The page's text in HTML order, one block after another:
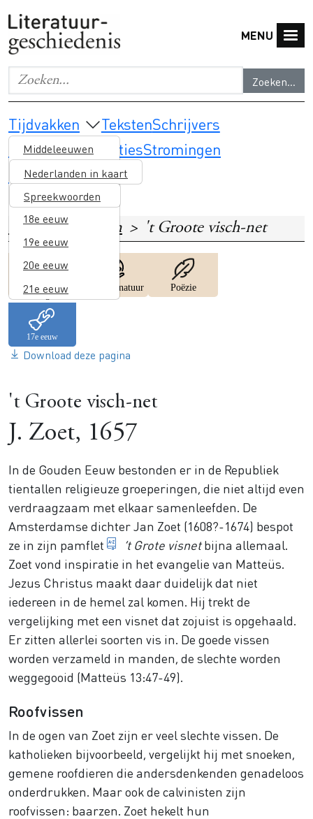
MENU
Zoeken...
Geef de woorden op waar je naar wilt zoeken.
Main navigation
Tijdvakken
Middeleeuwen
Nederlanden in kaart
16e eeuw
Spreekwoorden
17e eeuw
18e eeuw
19e eeuw
20e eeuw
21e eeuw
TekstenSchrijvers
Thema's & selectiesStromingen
Lesmateriaal
Home Teksten 't Groote visch-net
Image
Godsdienst en
heiligen
Image
Mens en natuur
Image
Poëzie
Download deze pagina
't Groote visch-net
J. Zoet, 1657
In de Gouden Eeuw bestonden er in de Republiek
tientallen religieuze groeperingen, die niet altijd even
verdraagzaam met elkaar samenleefden. De
Amsterdamse dichter Jan Zoet (1608?-1674) bespot
ze in zijn pamflet Vlugschrift over een actueel
’t Grote visnetbijna allemaal.
Zoet vond inspiratie in het evangelie van Matteüs.
Jezus Christus maakt daar duidelijk dat niet
iedereen in de hemel zal komen. Hij trekt de
vergelijking met een visnet dat zojuist is opgehaald.
Er zitten allerlei soorten vis in. De goede vissen
worden verzameld in manden, de slechte worden
weggegooid (Matteüs 13:47-49).
Roofvissen
In de ogen van Zoet zijn er veel slechte vissen. De
katholieken bijvoorbeeld, vergelijkt hij met snoeken,
gemene roofdieren die andersdenkenden genadeloos
onderdrukken. Maar ook de calvinisten zijn
roofvissen: baarzen. Zoet hekelt hun